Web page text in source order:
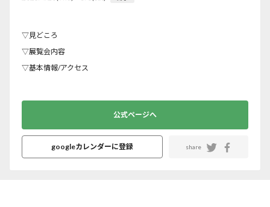
▽見どころ
▽展覧会内容
▽基本情報/アクセス
公式ページへ
googleカレンダーに登録 share